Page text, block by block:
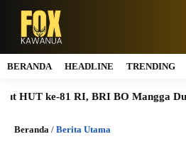
BERANDA HEADLINE TRENDING
ke-81 RI, BRI BO Mangga Dua
Beranda / Berita Utama